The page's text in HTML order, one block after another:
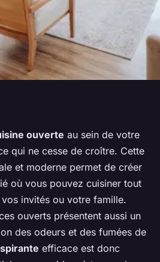
une
efficace pour
sur le
ouverte au sein de votre
qui ne cesse de croître. Cette
et moderne permet de créer
où vous pouvez cuisiner tout
invités ou votre famille.
ouverts présentent aussi un
des odeurs et des fumées de
efficace est donc